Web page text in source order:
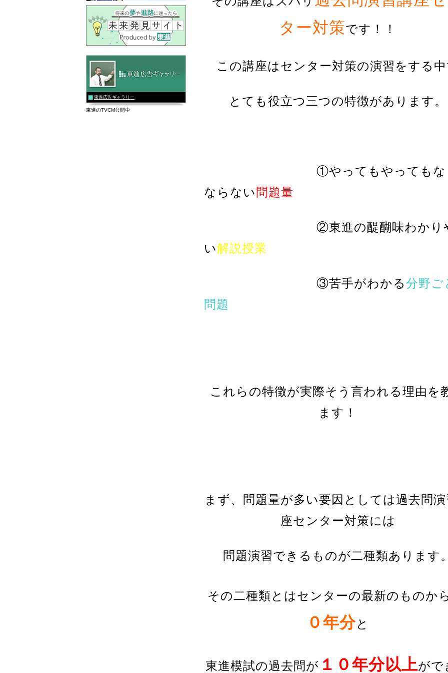
ター対策です！！
この講座はセンター対策の演習をする
とても役立つ三つの特徴があります。
①やってもやってもな
ならない 問題量
②東進の醍醐味わかり
い解説授業
③苦手がわかる分野ご
問題
これらの特徴が実際そう言われる理由を
ます！
まず、 問題量が多い要因としては過去問
座センター対策には
問題演習できるものが二種類あります。
その二種類とはセンターの最新のものか
０年分と
東進模試の過去問が １０年分以上がで
東進広告ギャラリー
東進のTVCM公開中